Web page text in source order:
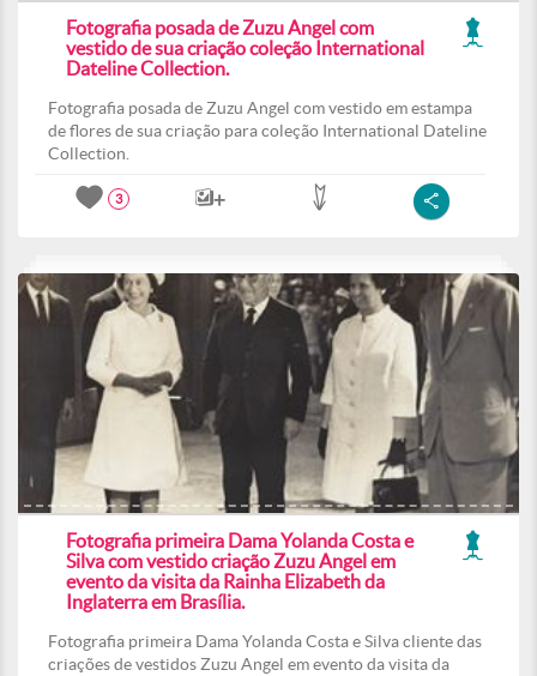
Fotografia posada de Zuzu Angel com
vestido de sua criação coleção International
Dateline Collection.
Fotografia posada de Zuzu Angel com vestido em estampa
de flores de sua criação para coleção International Dateline
Collection.
3
Fotografia primeira Dama Yolanda Costa e
Silva com vestido criação Zuzu Angel em
evento da visita da Rainha Elizabeth da
Inglaterra em Brasília.
Fotografia primeira Dama Yolanda Costa e Silva cliente das
criações de vestidos Zuzu Angel em evento da visita da